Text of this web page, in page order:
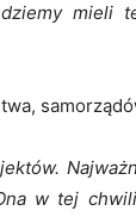
mieli
w tej